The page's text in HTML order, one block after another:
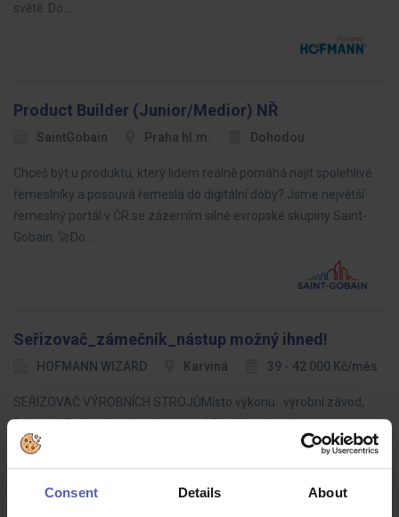
Consent Details About
světě. Do…
Product Builder (Junior/Medior) NŘ
SaintGobain Praha hl.m. Dohodou
Chceš být u produktu, který lidem reálně pomáhá najít spolehlivé
řemeslníky a posouvá řemesla do digitální doby? Jsme největší
řemeslný portál v ČR se zázemím silné evropské skupiny Saint-
Gobain. 🚀Do…
Seřizovač_zámečník_nástup možný ihned!
HOFMANN WIZARD Karviná 39 - 42 000 Kč/měs
SEŘIZOVAČ VÝROBNÍCH STROJŮMísto výkonu: výrobní závod,
BohumínRežim: 4směnný provoz, 12hodinové směny